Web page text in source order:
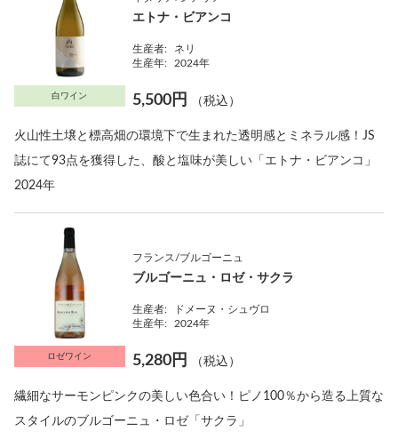
白ワイン
エトナ・ビアンコ
生産者:
ネリ
生産年:
2024年
5,500円 （税込）
火山性土壌と標高畑の環境下で生まれた透明感とミネラル感！JS
誌にて93点を獲得した、酸と塩味が美しい「エトナ・ビアンコ」
2024年
ロゼワイン
フランス/ブルゴーニュ
ブルゴーニュ・ロゼ・サクラ
生産者:
ドメーヌ・シュヴロ
生産年:
2024年
5,280円 （税込）
繊細なサーモンピンクの美しい色合い！ピノ100％から造る上質な
スタイルのブルゴーニュ・ロゼ「サクラ」